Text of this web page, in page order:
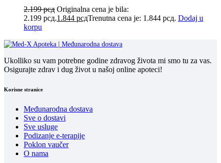
2.199рсд Originalna cena je bila:
2.199 рсд.1.844 рсдTrenutna cena je: 1.844 рсд. Dodaj u
korpu
Ukolliko su vam potrebne godine zdravog života mi smo tu za vas.
Osigurajte zdrav i dug život u našoj online apoteci!
Korisne stranice
Međunarodna dostava
Sve o dostavi
Sve usluge
Podizanje e-terapije
Poklon vaučer
O nama